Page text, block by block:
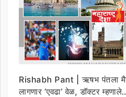
Rishabh Pant | ऋषभ पंतला
लागणार ‘एवढा’ वेळ, डॉक्टर